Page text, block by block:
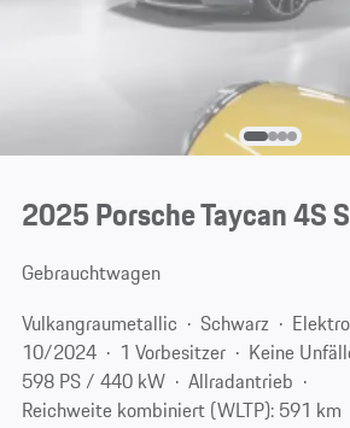
2025 Porsche Taycan 4S
Gebrauchtwagen
Vulkangraumetallic
Schwarz Elektro
10/2024
1 Vorbesitzer
Keine
598 PS / 440 kW
Allradantrieb
Reichweite kombiniert (WLTP): 591 km